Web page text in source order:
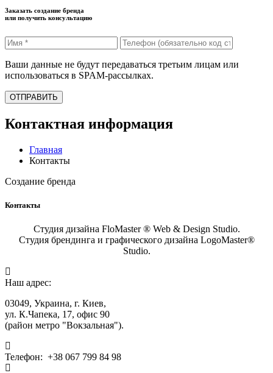
Заказать создание бренда
или получить консультацию
Ваши данные не будут передаваться третьим лицам или
использоваться в SPAM-рассылках.
ОТПРАВИТЬ
Контактная информация
Главная
Контакты
Создание бренда
Контакты
Студия дизайна FloMaster ® Web & Design Studio.
Студия брендинга и графического дизайна LogoMaster®
Studio.
Наш адрес:
03049, Украина, г. Киев,
ул. К.Чапека, 17, офис 90
(район метро "Вокзальная").
Телефон: +38 067 799 84 98